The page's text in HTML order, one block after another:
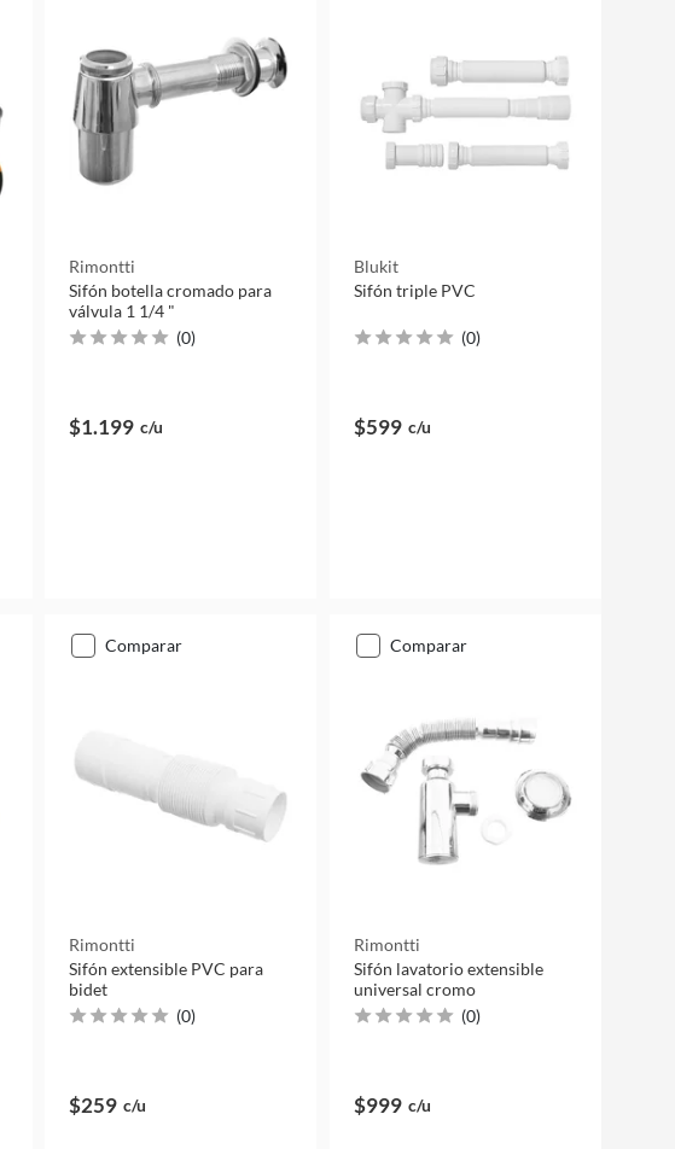
Rimontti
Sifón botella cromado para
válvula 1 1/4 "
(0)
$1.199 c/u
Blukit
Sifón triple PVC
(0)
$599 c/u
comparar
Rimontti
Sifón extensible PVC para
bidet
(0)
$259 c/u
comparar
Rimontti
Sifón lavatorio extensible
universal cromo
(0)
$999 c/u